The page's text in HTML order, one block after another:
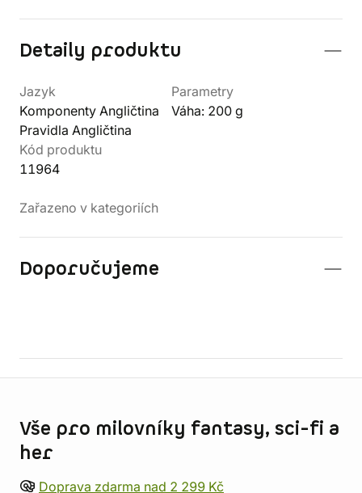
Detaily produktu
Jazyk
Komponenty Angličtina
Pravidla Angličtina
Parametry
Váha: 200 g
Kód produktu
11964
Zařazeno v kategoriích
Doporučujeme
Vše pro milovníky fantasy, sci-fi a
her
Doprava zdarma nad 2 299 Kč